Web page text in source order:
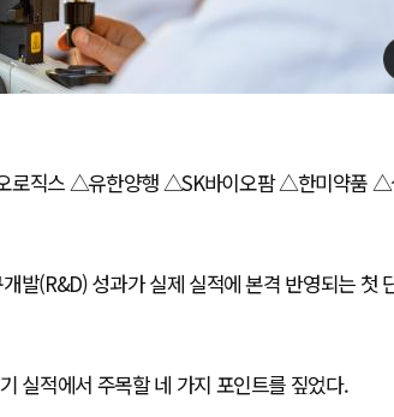
로직스 △유한양행 △SK바이오팜 △한미약품 △
발(R&D) 성과가 실제 실적에 본격 반영되는 첫
실적에서 주목할 네 가지 포인트를 짚었다.